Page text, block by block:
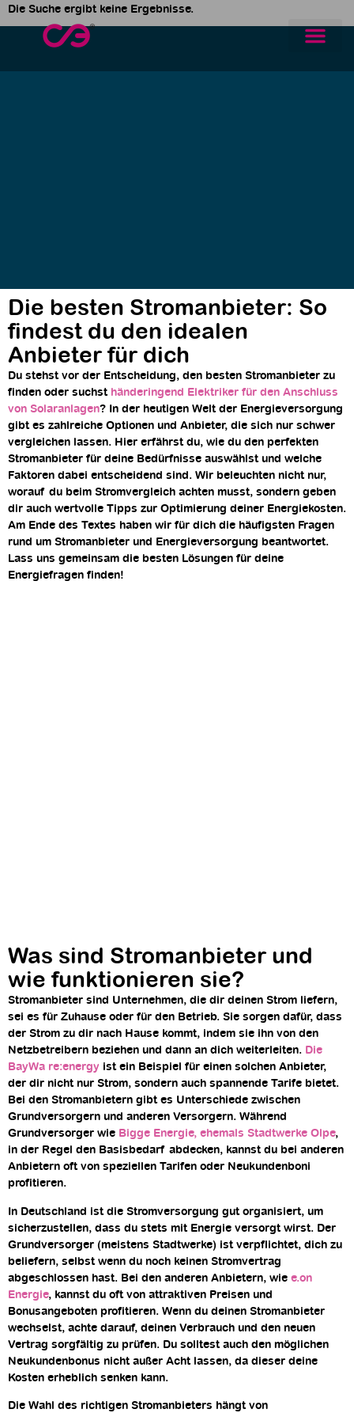
Die Suche ergibt keine Ergebnisse.
Die besten Stromanbieter: So
findest du den idealen
Anbieter für dich
Du stehst vor der Entscheidung, den besten Stromanbieter zu
finden oder suchst händeringend Elektriker für den Anschluss
von Solaranlagen? In der heutigen Welt der Energieversorgung
gibt es zahlreiche Optionen und Anbieter, die sich nur schwer
vergleichen lassen. Hier erfährst du, wie du den perfekten
Stromanbieter für deine Bedürfnisse auswählst und welche
Faktoren dabei entscheidend sind. Wir beleuchten nicht nur,
worauf du beim Stromvergleich achten musst, sondern geben
dir auch wertvolle Tipps zur Optimierung deiner Energiekosten.
Am Ende des Textes haben wir für dich die häufigsten Fragen
rund um Stromanbieter und Energieversorgung beantwortet.
Lass uns gemeinsam die besten Lösungen für deine
Energiefragen finden!
Was sind Stromanbieter und
wie funktionieren sie?
Stromanbieter sind Unternehmen, die dir deinen Strom liefern,
sei es für Zuhause oder für den Betrieb. Sie sorgen dafür, dass
der Strom zu dir nach Hause kommt, indem sie ihn von den
Netzbetreibern beziehen und dann an dich weiterleiten. Die
BayWa re:energy ist ein Beispiel für einen solchen Anbieter,
der dir nicht nur Strom, sondern auch spannende Tarife bietet.
Bei den Stromanbietern gibt es Unterschiede zwischen
Grundversorgern und anderen Versorgern. Während
Grundversorger wie Bigge Energie, ehemals Stadtwerke Olpe,
in der Regel den Basisbedarf abdecken, kannst du bei anderen
Anbietern oft von speziellen Tarifen oder Neukundenboni
profitieren.
In Deutschland ist die Stromversorgung gut organisiert, um
sicherzustellen, dass du stets mit Energie versorgt wirst. Der
Grundversorger (meistens Stadtwerke) ist verpflichtet, dich zu
beliefern, selbst wenn du noch keinen Stromvertrag
abgeschlossen hast. Bei den anderen Anbietern, wie e.on
Energie, kannst du oft von attraktiven Preisen und
Bonusangeboten profitieren. Wenn du deinen Stromanbieter
wechselst, achte darauf, deinen Verbrauch und den neuen
Vertrag sorgfältig zu prüfen. Du solltest auch den möglichen
Neukundenbonus nicht außer Acht lassen, da dieser deine
Kosten erheblich senken kann.
Die Wahl des richtigen Stromanbieters hängt von